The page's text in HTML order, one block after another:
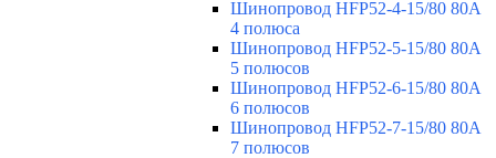
Шинопровод HFP52-4-15/80 80A
4 полюса
Шинопровод HFP52-5-15/80 80А
5 полюсов
Шинопровод HFP52-6-15/80 80А
6 полюсов
Шинопровод HFP52-7-15/80 80А
7 полюсов